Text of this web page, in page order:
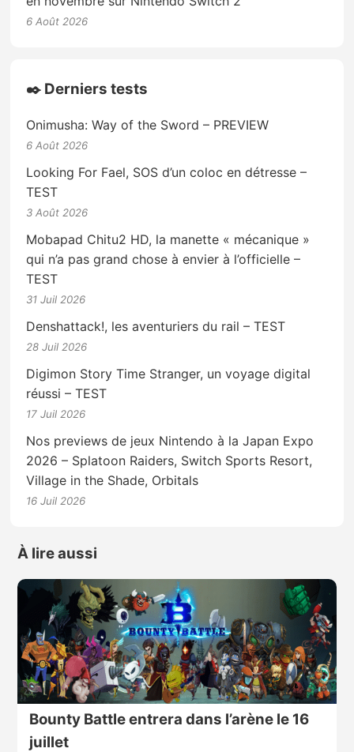
6 Août 2026
✒️ Derniers tests
Onimusha: Way of the Sword – PREVIEW
6 Août 2026
Looking For Fael, SOS d’un coloc en détresse –
TEST
3 Août 2026
Mobapad Chitu2 HD, la manette « mécanique »
qui n’a pas grand chose à envier à l’officielle –
TEST
31 Juil 2026
Denshattack!, les aventuriers du rail – TEST
28 Juil 2026
Digimon Story Time Stranger, un voyage digital
réussi – TEST
17 Juil 2026
Nos previews de jeux Nintendo à la Japan Expo
2026 – Splatoon Raiders, Switch Sports Resort,
Village in the Shade, Orbitals
16 Juil 2026
À lire aussi
Bounty Battle entrera dans l’arène le 16
juillet